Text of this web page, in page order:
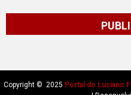
Copyright © 2025 Portal do Luciano